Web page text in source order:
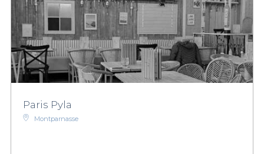
Paris Pyla
Montparnasse